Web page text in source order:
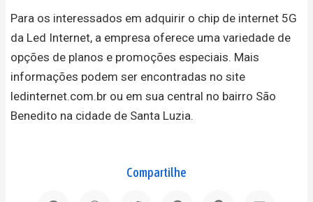
Para os interessados em adquirir o chip de internet 5G
da Led Internet, a empresa oferece uma variedade de
opções de planos e promoções especiais. Mais
informações podem ser encontradas no site
ledinternet.com.br ou em sua central no bairro São
Benedito na cidade de Santa Luzia.
Compartilhe